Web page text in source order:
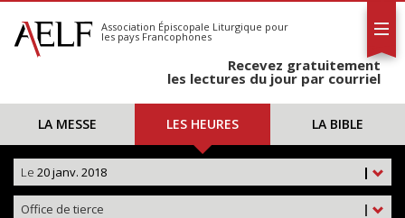
S'abonner
Calendrier
Association Épiscopale Liturgique pour
les pays Francophones
Recevez gratuitement
les lectures du jour par courriel
LA MESSE LES HEURES LA BIBLE
|
Le 20 janv. 2018
|
Office de tierce